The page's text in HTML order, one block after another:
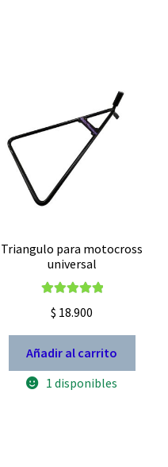
Triangulo para motocross
universal
5.00
$ 18.900
Añadir al carrito
1 disponibles